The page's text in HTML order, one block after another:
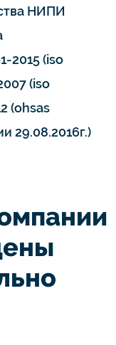
НИПИ
2015 (iso
(iso
(ohsas
29.08.2016г.)